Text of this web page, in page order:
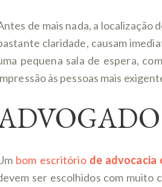
de mais nada, a localização
claridade, causam
pequena sala de espera,
às pessoas mais
bom escritóriode advocacia
ser escolhidos com muito